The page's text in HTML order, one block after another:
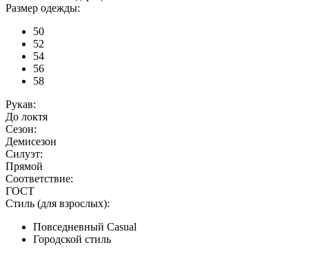
Размер одежды:
50
52
54
56
58
Рукав:
До локтя
Сезон:
Демисезон
Силуэт:
Прямой
Соответствие:
ГОСТ
Стиль (для взрослых):
Повседневный Casual
Городской стиль